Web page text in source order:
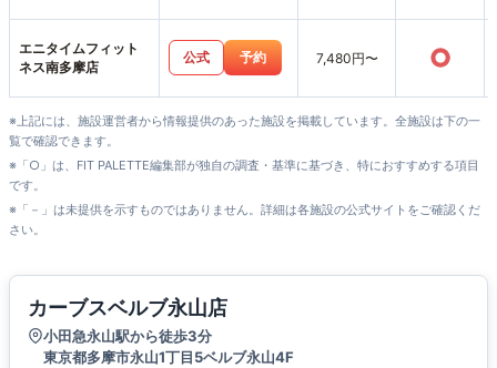
エニタイムフィット
ネス南多摩店
公式 予約 7,480円〜 ○
※上記には、施設運営者から情報提供のあった施設を掲載しています。全施設は下の一
覧で確認できます。
※「○」は、FIT PALETTE編集部が独自の調査・基準に基づき、特におすすめする項目
です。
※「－」は未提供を示すものではありません。詳細は各施設の公式サイトをご確認くだ
さい。
カーブスベルブ永山店
小田急永山駅から徒歩3分
東京都多摩市永山1丁目5ベルブ永山4F